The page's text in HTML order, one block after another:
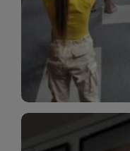
To miejsce